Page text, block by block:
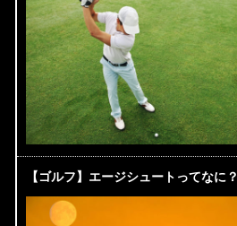
【ゴルフ】エージシュートってなに？